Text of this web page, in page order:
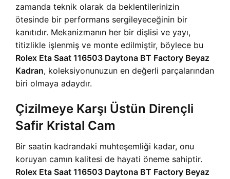
zamanda teknik olarak da beklentilerinizin
ötesinde bir performans sergileyeceğinin bir
kanıtıdır. Mekanizmanın her bir dişlisi ve yayı,
titizlikle işlenmiş ve monte edilmiştir, böylece bu
Rolex Eta Saat 116503 Daytona BT Factory Beyaz
Kadran, koleksiyonunuzun en değerli parçalarından
biri olmaya adaydır.
Çizilmeye Karşı Üstün Dirençli
Safir Kristal Cam
Bir saatin kadrandaki muhteşemliği kadar, onu
koruyan camın kalitesi de hayati öneme sahiptir.
Rolex Eta Saat 116503 Daytona BT Factory Beyaz